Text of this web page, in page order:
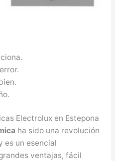
Electrolux en Estepona
ha sido una revolución
es un esencial
ventajas, fácil